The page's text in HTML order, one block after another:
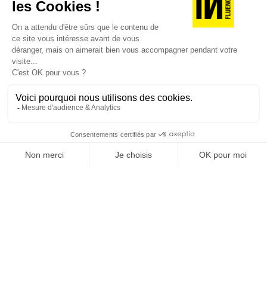
JE DÉCOUVRE LES NUMÉROS PRÉCÉDENTS
Je suis déjà abonné(e) :je consulte la revue en